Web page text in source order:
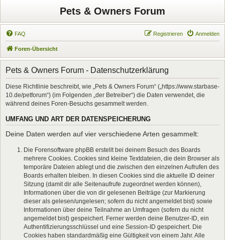
Pets & Owners Forum
FAQ Anmelden
Registrieren
Foren-Übersicht
Pets & Owners Forum - Datenschutzerklärung
Diese Richtlinie beschreibt, wie „Pets & Owners Forum“ („https://www.starbase-
10.de/petforum“) (im Folgenden „der Betreiber“) die Daten verwendet, die
während deines Foren-Besuchs gesammelt werden.
UMFANG UND ART DER DATENSPEICHERUNG
Deine Daten werden auf vier verschiedene Arten gesammelt:
Die Forensoftware phpBB erstellt bei deinem Besuch des Boards
mehrere Cookies. Cookies sind kleine Textdateien, die dein Browser als
temporäre Dateien ablegt und die zwischen den einzelnen Aufrufen des
Boards erhalten bleiben. In diesen Cookies sind die aktuelle ID deiner
Sitzung (damit dir alle Seitenaufrufe zugeordnet werden können),
Informationen über die von dir gelesenen Beiträge (zur Markierung
dieser als gelesen/ungelesen; sofern du nicht angemeldet bist) sowie
Informationen über deine Teilnahme an Umfragen (sofern du nicht
angemeldet bist) gespeichert. Ferner werden deine Benutzer-ID, ein
Authentifizierungsschlüssel und eine Session-ID gespeichert. Die
Cookies haben standardmäßig eine Gültigkeit von einem Jahr. Alle